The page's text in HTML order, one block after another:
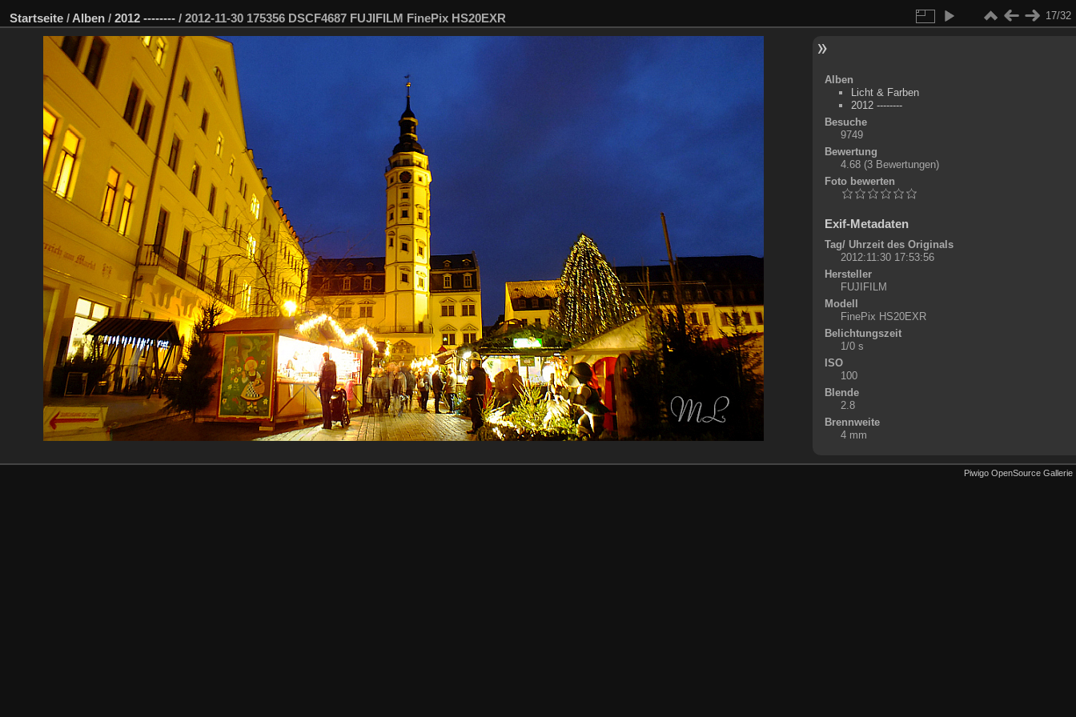
Startseite / Alben / 2012 -------- / 2012-11-30 175356 DSCF4687 FUJIFILM FinePix HS20EXR 17/32
Alben
Licht & Farben
2012 --------
Besuche
9749
Bewertung
4.68 (3 Bewertungen)
Foto bewerten
Exif-Metadaten
Tag/ Uhrzeit des Originals
2012:11:30 17:53:56
Hersteller
FUJIFILM
Modell
FinePix HS20EXR
Belichtungszeit
1/0 s
ISO
100
Blende
2.8
Brennweite
4 mm
Piwigo OpenSource Gallerie